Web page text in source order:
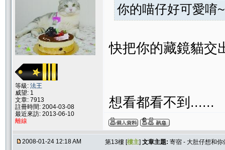
等級: 法王
威望: 1
文章: 7913
註冊時間: 2004-03-08
最近來訪: 2013-06-10
離線
你的喵仔好可愛唷~
快把你的藏鏡貓交
想看都看不到......
2008-01-24 12:18 AM 第13樓 [樓主] 文章主題: 寄宿 - 大肚仔想和你